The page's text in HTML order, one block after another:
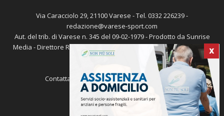
X
Via Caracciolo 29, 21100 Varese - Tel. 0332 226239 -
redazione@varese-sport.com
Aut. del trib. di Varese n. 345 del 09-02-1979 - Prodotto da Sunrise
Media - Direttore Responsabile: Michele Marocco -Cookie policy
Pubblicità
Contattaci: redazione@varese-sport.com